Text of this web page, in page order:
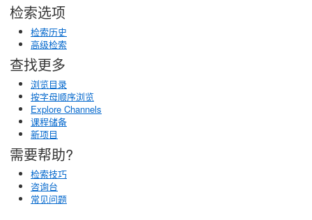
检索选项
检索历史
高级检索
查找更多
浏览目录
按字母顺序浏览
Explore Channels
课程储备
新项目
需要帮助?
检索技巧
咨询台
常见问题